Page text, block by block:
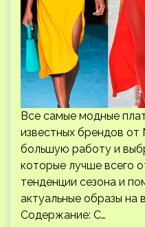
Все самые модные
известных брендов
большую работу и
которые лучше всего
тенденции сезона и
актуальные образы на
Содержание: С…